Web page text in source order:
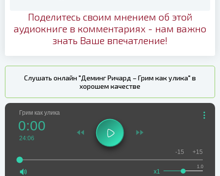
Поделитесь своим мнением об этой
аудиокниге в комментариях - нам важно
знать Ваше впечатление!
Слушать онлайн "Деминг Ричард – Грим как улика" в
хорошем качестве
Грим как улика
0:00
24:06
1.0
x1
-15 +15